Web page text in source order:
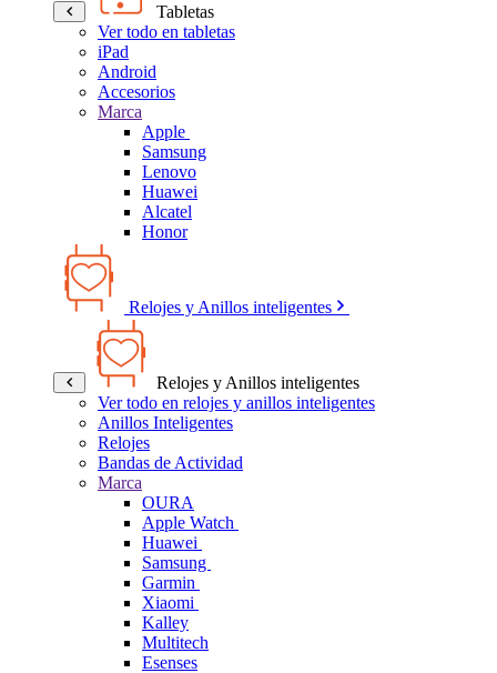
Tabletas
Ver todo en tabletas
iPad
Android
Accesorios
Marca
Apple
Samsung
Lenovo
Huawei
Alcatel
Honor
Relojes y Anillos inteligentes
Relojes y Anillos inteligentes
Ver todo en relojes y anillos inteligentes
Anillos Inteligentes
Relojes
Bandas de Actividad
Marca
OURA
Apple Watch
Huawei
Samsung
Garmin
Xiaomi
Kalley
Multitech
Esenses